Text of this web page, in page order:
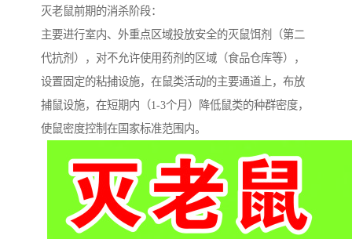
灭老鼠前期的消杀阶段：
主要进行室内、外重点区域投放安全的灭鼠饵剂（第二
代抗剂），对不允许使用药剂的区域（食品仓库等），
设置固定的粘捕设施，在鼠类活动的主要通道上，布放
捕鼠设施，在短期内（1-3个月）降低鼠类的种群密度，
使鼠密度控制在国家标准范围内。